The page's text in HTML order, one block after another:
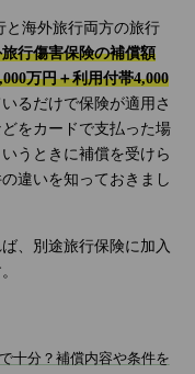
と海外旅行両方の旅行
行傷害保険の補償額
万円＋利用付帯4,000
るだけで保険が適用さ
をカードで支払った場
うときに補償を受けら
違いを知っておきまし
、別途旅行保険に加入
十分？補償内容や条件を